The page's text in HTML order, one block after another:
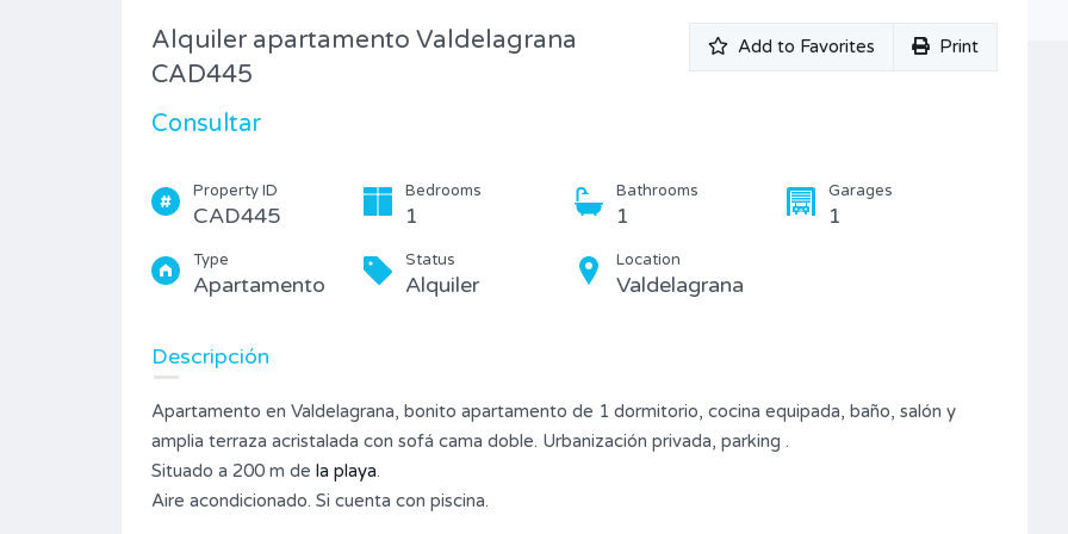
Add to Favorites Print
Alquiler apartamento Valdelagrana
CAD445
Consultar
Property ID
CAD445
Bedrooms
1
Bathrooms
1
Garages
1
Type
Apartamento
Status
Alquiler
Location
Valdelagrana
Descripción
Apartamento en Valdelagrana, bonito apartamento de 1 dormitorio, cocina equipada, baño, salón y
amplia terraza acristalada con sofá cama doble. Urbanización privada, parking .
Situado a 200 m de la playa.
Aire acondicionado. Si cuenta con piscina.
Piso